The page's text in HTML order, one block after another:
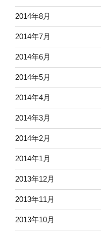
2014年8月
2014年7月
2014年6月
2014年5月
2014年4月
2014年3月
2014年2月
2014年1月
2013年12月
2013年11月
2013年10月